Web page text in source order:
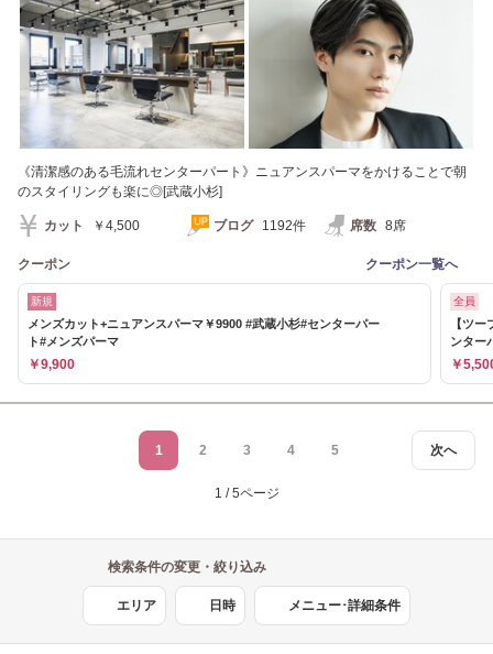
《清潔感のある毛流れセンターパート》ニュアンスパーマをかけることで朝
のスタイリングも楽に◎[武蔵小杉]
カット ￥4,500 ブログ 1192件 席数 8席
クーポン クーポン一覧へ
新規
メンズカット+ニュアンスパーマ￥9900 #武蔵小杉#センターパー
ト#メンズパーマ
￥9,900
全員
【ツ
ンター
￥
次へ
1 2 3 4 5
1 / 5ページ
検索条件の変更・絞り込み
エリア 日時 メニュー･詳細条件